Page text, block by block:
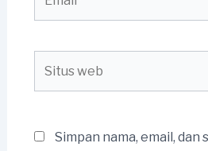
web
Simpan nama, email, dan